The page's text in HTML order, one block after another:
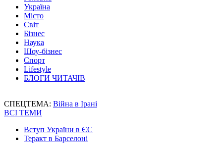
Україна
Місто
Світ
Бізнес
Наука
Шоу-бізнес
Спорт
Lifestyle
БЛОГИ ЧИТАЧІВ
СПЕЦТЕМА: Війна в Ірані
ВСІ ТЕМИ
Вступ України в ЄС
Теракт в Барселоні